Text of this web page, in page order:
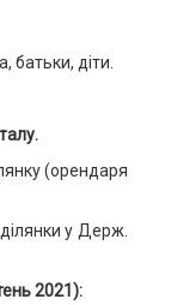
батьки, діти.
(орендаря
у Держ.
2021):